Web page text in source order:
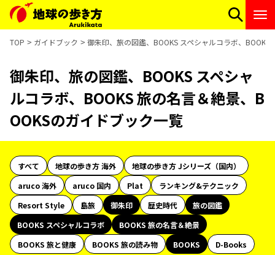
TOP ガイドブック 御朱印、旅の図鑑、BOOKS スペシャルコラボ、
御朱印、旅の図鑑、BOOKS スペシャ
ルコラボ、BOOKS 旅の名言＆絶景、B
OOKSのガイドブック一覧
すべて 地球の歩き方 海外
地球の歩き方 Jシリーズ（国内）
aruco 海外
aruco 国内 Plat
ランキング&テクニック
Resort Style
島旅 御朱印 歴史時代
旅の図鑑
BOOKS スペシャルコラボ
BOOKS 旅の名言＆絶景
BOOKS 旅と健康
BOOKS 旅の読み物 BOOKS
D-Books